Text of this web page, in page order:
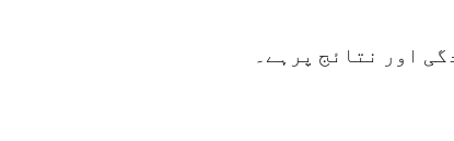
اور نتائج پرہے۔